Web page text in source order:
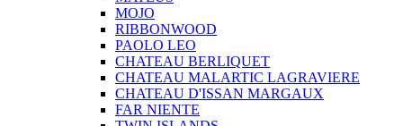
MOJO
RIBBONWOOD
PAOLO LEO
CHATEAU BERLIQUET
CHATEAU MALARTIC LAGRAVIERE
CHATEAU D'ISSAN MARGAUX
FAR NIENTE